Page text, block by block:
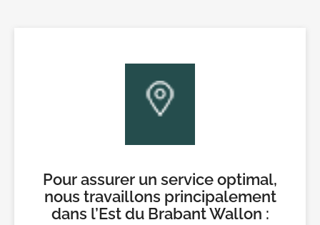
Pour assurer un service optimal,
nous travaillons principalement
dans l’Est du Brabant Wallon :